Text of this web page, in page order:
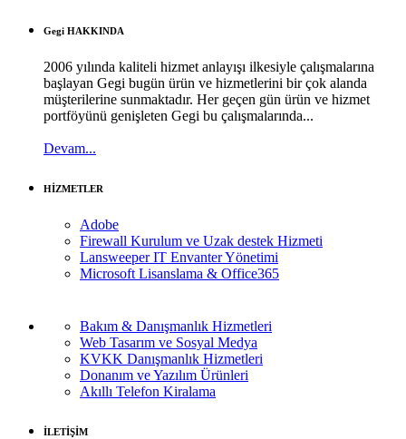
Gegi HAKKINDA
2006 yılında kaliteli hizmet anlayışı ilkesiyle çalışmalarına
başlayan Gegi bugün ürün ve hizmetlerini bir çok alanda
müşterilerine sunmaktadır. Her geçen gün ürün ve hizmet
portföyünü genişleten Gegi bu çalışmalarında...
Devam...
HİZMETLER
Adobe
Firewall Kurulum ve Uzak destek Hizmeti
Lansweeper IT Envanter Yönetimi
Microsoft Lisanslama & Office365
Bakım & Danışmanlık Hizmetleri
Web Tasarım ve Sosyal Medya
KVKK Danışmanlık Hizmetleri
Donanım ve Yazılım Ürünleri
Akıllı Telefon Kiralama
İLETİŞİM